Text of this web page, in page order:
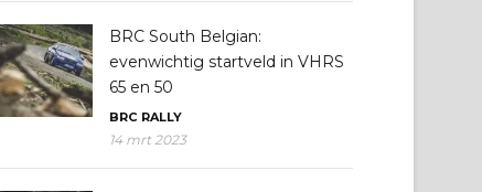
BRC South Belgian:
evenwichtig startveld in VHRS
65 en 50
BRC RALLY
14 mrt 2023